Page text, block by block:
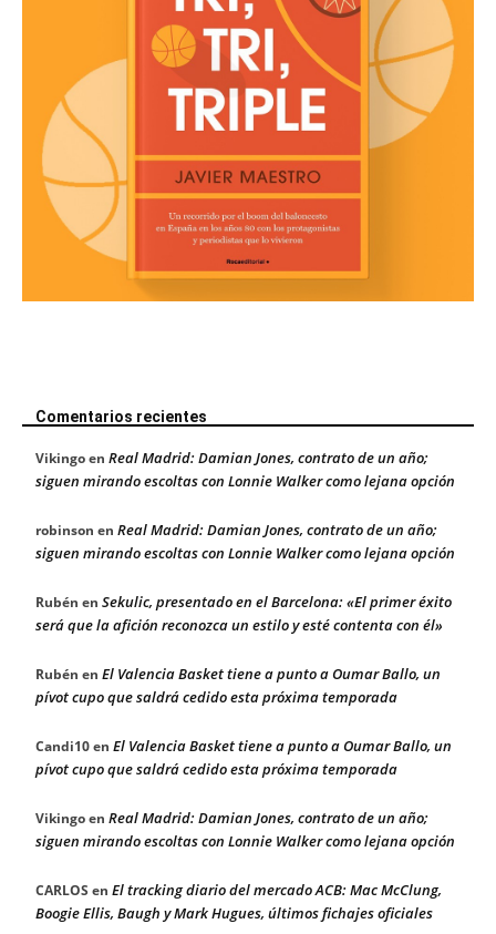
Comentarios recientes
Vikingoen Real Madrid: Damian Jones, contrato de un año;
siguen mirando escoltas con Lonnie Walker como lejana opción
robinson en Real Madrid: Damian Jones, contrato de un año;
siguen mirando escoltas con Lonnie Walker como lejana opción
Rubén en Sekulic, presentado en el Barcelona: «El primer éxito
será que la afición reconozca un estilo y esté contenta con él»
Rubén en El Valencia Basket tiene a punto a Oumar Ballo, un
pívot cupo que saldrá cedido esta próxima temporada
Candi10en El Valencia Basket tiene a punto a Oumar Ballo, un
pívot cupo que saldrá cedido esta próxima temporada
Vikingoen Real Madrid: Damian Jones, contrato de un año;
siguen mirando escoltas con Lonnie Walker como lejana opción
CARLOS en El tracking diario del mercado ACB: Mac McClung,
Boogie Ellis, Baugh y Mark Hugues, últimos fichajes oficiales